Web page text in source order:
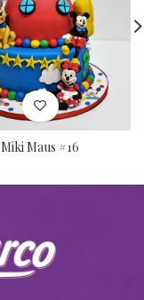
Miki Maus #16